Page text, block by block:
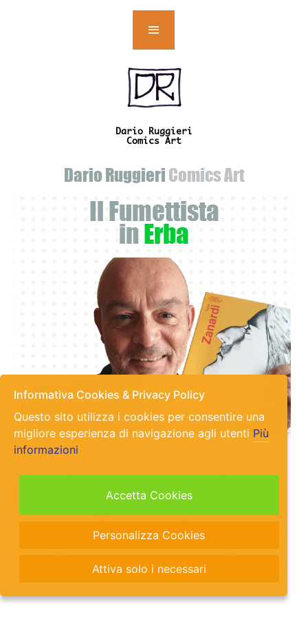
Dario
Ruggieri
Comics Art
Dario RuggieriComics Art
Il Fumettista
inErba
Informativa Cookies & Privacy Policy
Questo sito utilizza i cookies per consentire una
migliore esperienza di navigazione agli utenti Più
informazioni
Accetta Cookies
Personalizza Cookies
Attiva solo i necessari